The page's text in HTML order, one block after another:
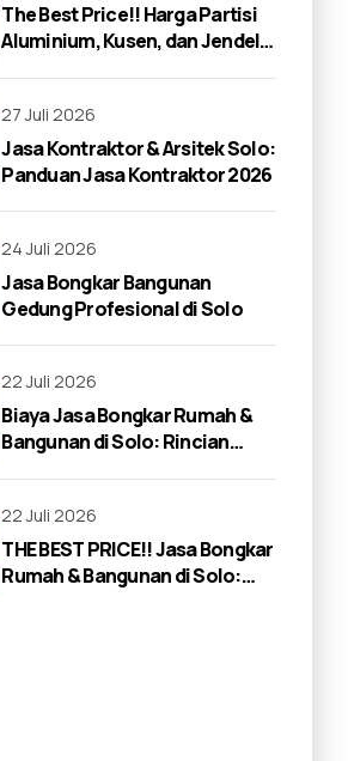
The Best Price!! Harga Partisi
Aluminium, Kusen, dan Jendela
27 Juli 2026
Jasa Kontraktor & Arsitek Solo:
Panduan Jasa Kontraktor 2026
24 Juli 2026
Jasa Bongkar Bangunan
Gedung Profesional di Solo
22 Juli 2026
Biaya Jasa Bongkar Rumah &
Bangunan di Solo: Rincian
22 Juli 2026
THE BEST PRICE!! Jasa Bongkar
Rumah & Bangunan di Solo: